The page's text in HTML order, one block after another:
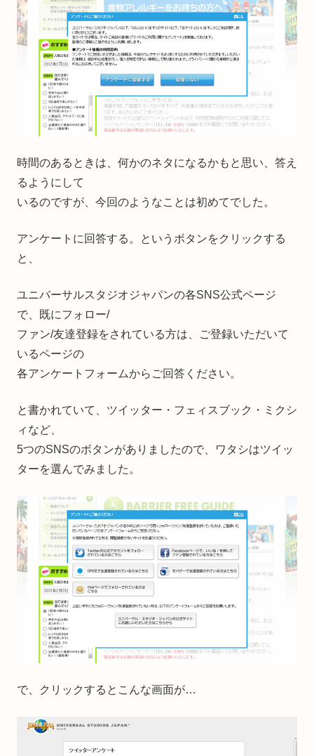
時間のあるときは、何かのネタになるかもと思い、答え
るようにして
いるのですが、今回のようなことは初めてでした。
アンケートに回答する。というボタンをクリックする
と、
ユニバーサルスタジオジャパンの各SNS公式ページ
で、既にフォロー/
ファン/友達登録をされている方は、ご登録いただいて
いるページの
各アンケートフォームからご回答ください。
と書かれていて、ツイッター・フェィスブック・ミクシ
ィなど、
5つのSNSのボタンがありましたので、ワタシはツイッ
ターを選んでみました。
で、クリックするとこんな画面が…